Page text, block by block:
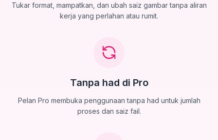
Tukar format, mampatkan, dan ubah saiz gambar tanpa aliran
kerja yang perlahan atau rumit.
Tanpa had di Pro
Pelan Pro membuka penggunaan tanpa had untuk jumlah
proses dan saiz fail.